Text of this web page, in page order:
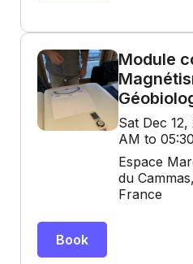
Module
Sat Dec
AM to
Espace
du
France
Book